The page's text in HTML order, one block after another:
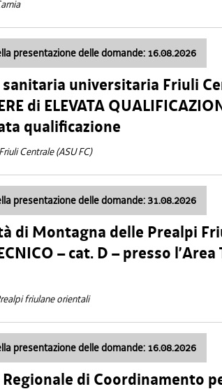
presentazione delle domande: 16.08.2026
universitaria Friuli
di ELEVATA
qualificazione
Centrale (ASU FC)
presentazione delle domande: 31.08.2026
di Montagna delle Prealpi
– cat. D – presso
friulane orientali
presentazione delle domande: 16.08.2026
di Coordinamento